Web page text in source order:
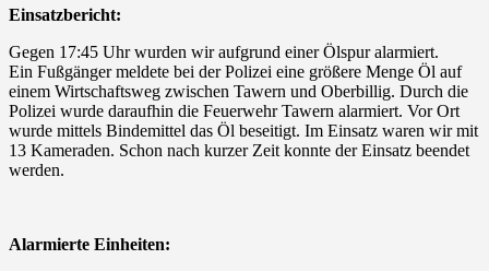
Einsatzbericht:
Gegen 17:45 Uhr wurden wir aufgrund einer Ölspur alarmiert.
Ein Fußgänger meldete bei der Polizei eine größere Menge Öl auf
einem Wirtschaftsweg zwischen Tawern und Oberbillig. Durch die
Polizei wurde daraufhin die Feuerwehr Tawern alarmiert. Vor Ort
wurde mittels Bindemittel das Öl beseitigt. Im Einsatz waren wir mit
13 Kameraden. Schon nach kurzer Zeit konnte der Einsatz beendet
werden.
Alarmierte Einheiten: